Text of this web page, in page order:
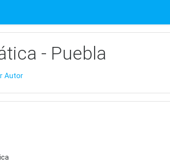
- Puebla
Autor